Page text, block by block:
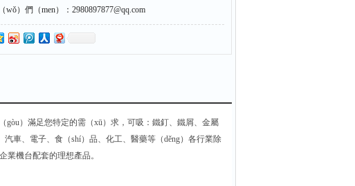
wǒ）們（men）：2980897877@qq.com
gòu）滿足您特定的需（xū）求，可吸：鐵釘、鐵屑、金屬
車、電子、食（shí）品、化工、醫藥等（děng）各行業除
業機台配套的理想產品。